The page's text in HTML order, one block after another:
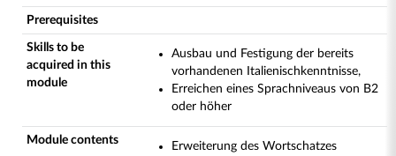
Prerequisites
Skills to be
acquired in this
module
Ausbau und Festigung der bereits
vorhandenen Italienischkenntnisse,
Erreichen eines Sprachniveaus von B2
oder höher
Module contents
Erweiterung des Wortschatzes